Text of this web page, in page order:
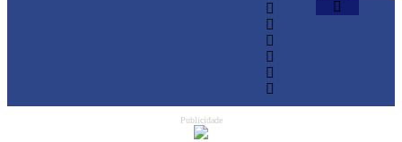
Publicidade